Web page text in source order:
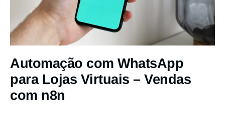
Automação com WhatsApp
para Lojas Virtuais – Vendas
com n8n